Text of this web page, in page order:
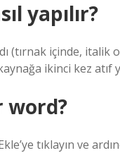
yapılır?
(tırnak içinde,
ikinci kez
word?
tıklayın ve